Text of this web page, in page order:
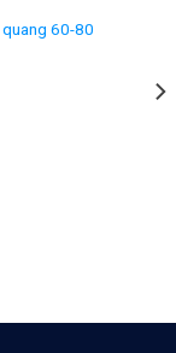
quang 60-80